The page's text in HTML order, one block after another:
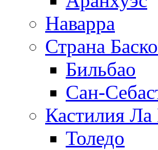
Наварра
Страна
Бильбао
Сан-
Кастилия
Толедо